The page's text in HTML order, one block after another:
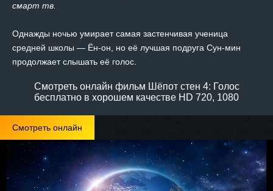
смарт тв.
Однажды ночью умирает самая застенчивая ученица
средней школы — Ён-он, но её лучшая подруга Сун-мин
продолжает слышать её голос.
Смотреть онлайн фильм Шёпот стен 4: Голос
бесплатно в хорошем качестве HD 720, 1080
Смотреть онлайн